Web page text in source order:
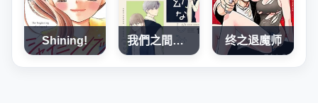
Shining! 我們之間，只差一句喜歡 终之退魔师